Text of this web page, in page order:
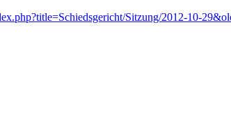
Sitzung/2012-10-